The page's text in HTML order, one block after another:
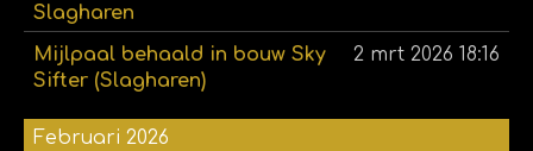
Slagharen
Mijlpaal behaald in bouw Sky
Sifter (Slagharen)
2 mrt 2026 18:16
Februari 2026